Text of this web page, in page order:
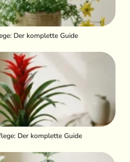
Der komplette Guide
Der komplette Guide